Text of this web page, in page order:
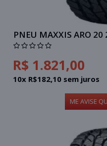
PNEU MAXXIS ARO
R$ 1.821,00
10x R$182,10 sem juros
ME AVISE